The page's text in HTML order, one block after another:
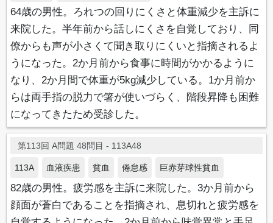
64歳の男性。ろれつの回りにくさと体重減少を主訴に
来院した。半年前から話しにくさを自覚しており、同
僚からも声が小さくて聞き取りにくいと指摘されるよ
うになった。2か月前から食事に時間がかかるように
なり、2か月間で体重が5kg減少している。1か月前か
らは両手指の脱力で箸が使いづらく、階段昇降も困難
になってきたため受診した。
第113回 A問題 48問目 - 113A48
113A 血液疾患 貧血 倦怠感 巨赤芽球性貧血
82歳の男性。疲労感を主訴に来院した。3か月前から
顔面が蒼白であることを指摘され、息切れと疲労感を